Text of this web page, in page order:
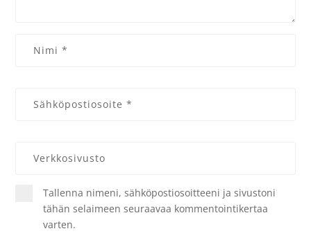
Tallenna nimeni, sähköpostiosoitteeni ja sivustoni
tähän selaimeen seuraavaa kommentointikertaa
varten.